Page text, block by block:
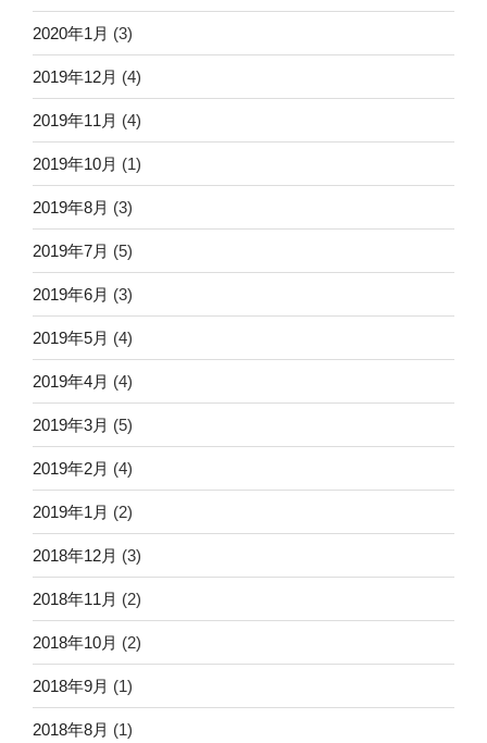
2020年1月 (3)
2019年12月 (4)
2019年11月 (4)
2019年10月 (1)
2019年8月 (3)
2019年7月 (5)
2019年6月 (3)
2019年5月 (4)
2019年4月 (4)
2019年3月 (5)
2019年2月 (4)
2019年1月 (2)
2018年12月 (3)
2018年11月 (2)
2018年10月 (2)
2018年9月 (1)
2018年8月 (1)